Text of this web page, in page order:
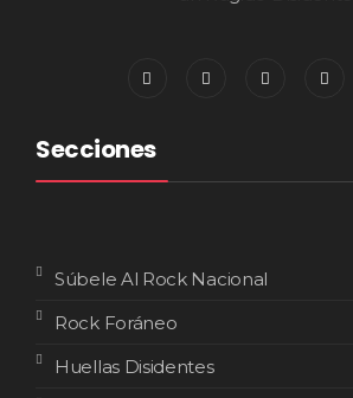
Secciones
Súbele Al Rock Nacional
Rock Foráneo
Huellas Disidentes